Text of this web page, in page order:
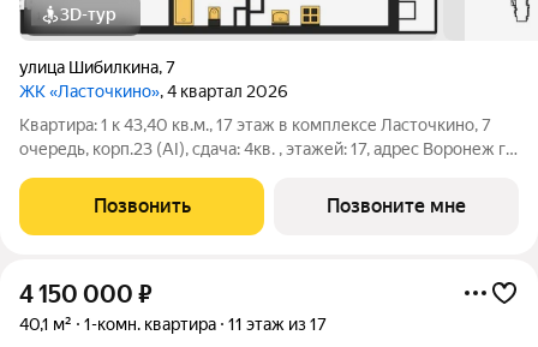
3D-тур
улица Шибилкина,7
ЖК «Ласточкино», 4 квартал 2026
Квартира: 1 к 43,40 кв.м., 17 этаж в комплексе Ласточкино, 7
очередь, корп.23 (АI), сдача: 4кв. , этажей: 17, адрес Воронеж г.,
Позвонить Позвоните мне
4 150 000 ₽
40,1 м² 1-комн. квартира 11 этаж из 17